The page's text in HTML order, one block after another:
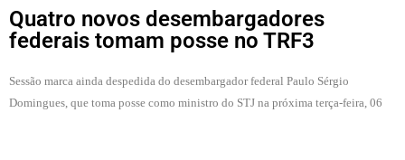
Quatro novos desembargadores
federais tomam posse no TRF3
Sessão marca ainda despedida do desembargador federal Paulo Sérgio
Domingues, que toma posse como ministro do STJ na próxima terça-feira, 06